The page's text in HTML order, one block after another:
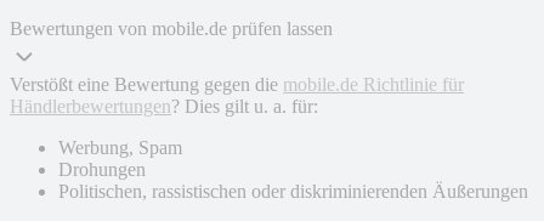
Bewertungen von mobile.de prüfen lassen
Verstößt eine Bewertung gegen die mobile.de Richtlinie für
Händlerbewertungen? Dies gilt u. a. für:
Werbung, Spam
Drohungen
Politischen, rassistischen oder diskriminierenden Äußerungen